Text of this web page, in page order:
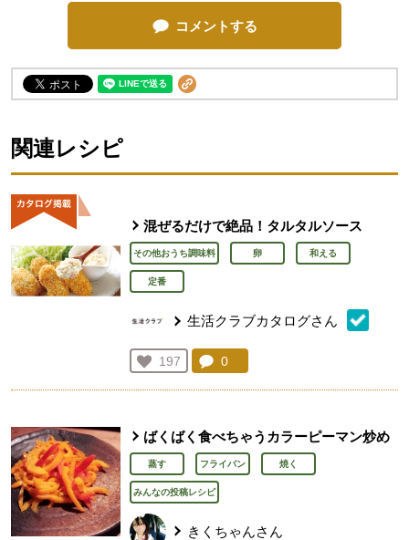
コメントする
関連レシピ
混ぜるだけで絶品！タルタルソース
その他おうち調味料 卵 和える
定番
生活クラブカタログさん
お気に入り登録：
197
人が登録
コメント：
0
ばくばく食べちゃうカラーピーマン炒め
蒸す フライパン 焼く
みんなの投稿レシピ
きくちゃんさん